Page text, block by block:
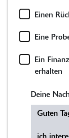
Einen
Eine
Ein
erhalten
Deine